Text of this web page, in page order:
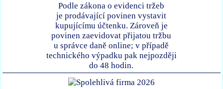
Podle zákona o evidenci tržeb
je prodávající povinen vystavit
kupujícímu účtenku. Zároveň je
povinen zaevidovat přijatou tržbu
u správce daně online; v případě
technického výpadku pak nejpozději
do 48 hodin.